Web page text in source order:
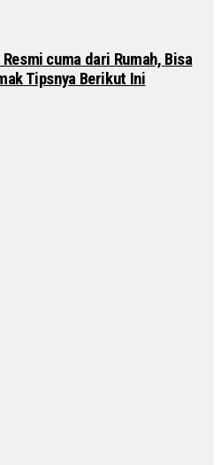
cuma dari Rumah, Bisa
Tipsnya Berikut Ini